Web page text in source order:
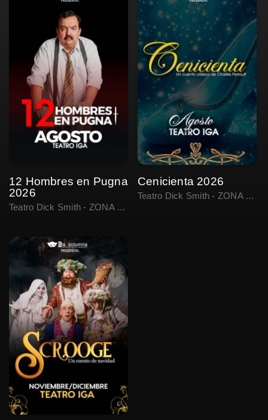
12 Hombres en Pugna
2026
Teatro Dick Smith - ZONA 4, Ciudad de Guatemala
Cenicienta 2026
Teatro Dick Smith - ZONA 4, Ciudad de Guatemala